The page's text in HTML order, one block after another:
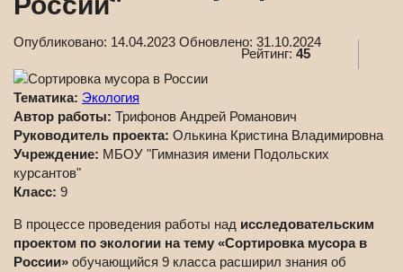
Опубликовано: 14.04.2023 Обновлено: 31.10.2024
Рейтинг: 45
Тематика: Экология
Автор работы: Трифонов Андрей Романович
Руководитель проекта: Олькина Кристина Владимировна
Учреждение: МБОУ "Гимназия имени Подольских
курсантов"
Класс: 9
В процессе проведения работы над исследовательским
проектом по экологии на тему «Сортировка мусора в
России» обучающийся 9 класса расширил знания об